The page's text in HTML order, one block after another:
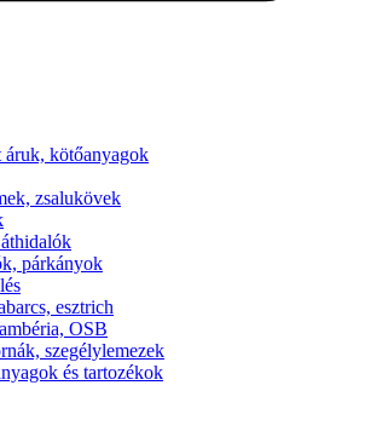
áruk, kötőanyagok
zsalukövek
párkányok
esztrich
OSB
szegélylemezek
és tartozékok